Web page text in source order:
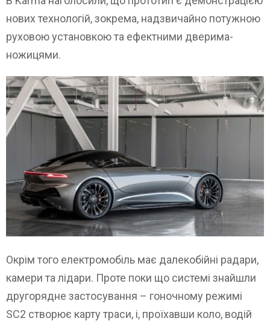
нових технологій, зокрема, надзвичайно потужною
руховою установкою та ефектними дверима-
ножицями.
Окрім того електромобіль має далекобійні радари,
камери та лідари. Проте поки що системі знайшли
другорядне застосування – гоночному режимі
SC2 створює карту траси, і, проїхавши коло, водій